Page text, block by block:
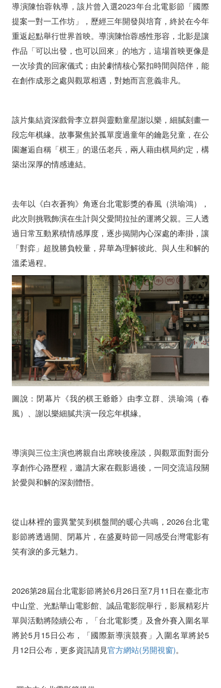
導演陳怡蓉執導，該片曾入選2023年台北電影節「國際
提案一對一工作坊」，歷經三年開發與培育，終於在今年
重返起點舉行世界首映。導演陳怡蓉感性形容，北影是讓
作品「可以出發，也可以回來」的地方，這場首映更像是
一次珍貴的回家儀式；由於劇情核心緊扣時間與陪伴，能
在創作成形之處與觀眾相遇，對她而言意義非凡。
該片集結資深戲骨李立群與靈動童星謝以樂，細膩刻畫一
段忘年棋緣。故事聚焦於孤單度過童年的鑰匙兒童，在公
園邂逅自稱「棋王」的退伍老兵，兩人藉由棋局約定，構
築出深厚的情感連結。
去年以《白衣蒼狗》角逐台北電影獎的春風（洪瑜鴻），
此次則挑戰飾演在生計與父愛間拉扯的運將父親。三人透
過日常互動累積情感厚度，逐步揭開內心深處的牽掛，讓
「對弈」超脫勝負較量，昇華為理解彼此、與人生和解的
溫柔過程。
圖說：閉幕片《我的棋王爺爺》由李立群、洪瑜鴻（春
風）、謝以樂細膩共演一段忘年棋緣。
導演與三位主演也將親自出席映後座談，與觀眾面對面分
享創作心路歷程，邀請大家在觀影過後，一同交流這段關
於愛與和解的深刻體悟。
從山林裡的靈異驚笑到棋盤間的暖心共鳴，2026台北電
影節將透過開、閉幕片，在盛夏時節一同感受台灣電影有
笑有淚的多元魅力。
2026第28屆台北電影節將於6月26日至7月11日在臺北市
中山堂、光點華山電影館、誠品電影院舉行，影展精彩片
單與活動將陸續公布，「台北電影獎」及會外賽入圍名單
將於5月15日公布，「國際新導演競賽」入圍名單將於5
月12日公布，更多資訊請見官方網站(另開視窗)。